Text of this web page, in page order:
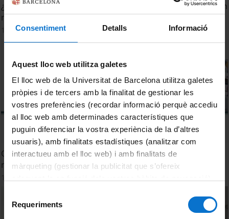
Consentiment Detalls Informació
Aquest lloc web utilitza galetes
El lloc web de la Universitat de Barcelona utilitza galetes
pròpies i de tercers amb la finalitat de gestionar les
vostres preferències (recordar informació perquè accediu
al lloc web amb determinades característiques que
puguin diferenciar la vostra experiència de la d’altres
usuaris), amb finalitats estadístiques (analitzar com
interactueu amb el lloc web) i amb finalitats de
màrqueting (gestionar la publicitat que s’ofereix
consultar laPolítica de galetes del lloc web de la
Requeriments
¿Qué papel juega la educación en transmitir valores, en un
momento como el actual?
11 July, 2012
Quin paper juga l'educació en transmetre valors, en un
moment com l'actual?